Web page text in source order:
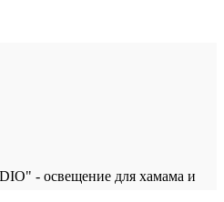
- освещение для хамама и